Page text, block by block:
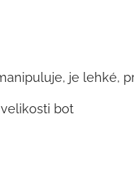
je lehké,
bot